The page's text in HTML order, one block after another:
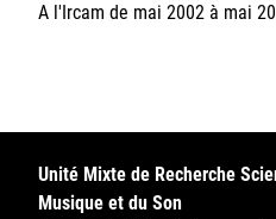
CNRS
Ministère de la Culture
Rester informé
A l'Ircam de mai 2002 à mai
Unité Mixte de Recherche
Musique et du Son